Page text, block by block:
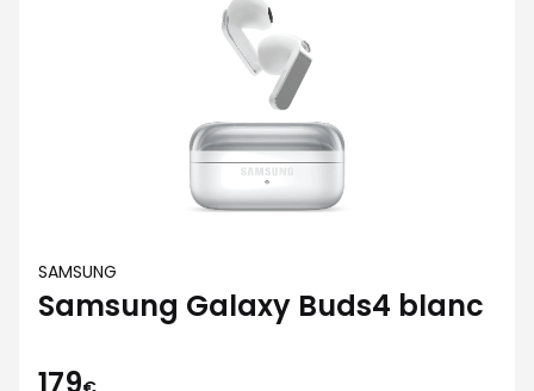
SAMSUNG
Samsung Galaxy Buds4 blanc